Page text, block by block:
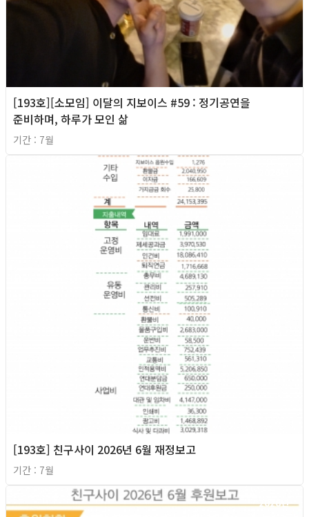
[193호][소모임] 이달의 지보이스 #59 : 정기공연을
준비하며, 하루가 모인 삶
기간 : 7월
[193호] 친구사이 2026년 6월 재정보고
기간 : 7월
2026년